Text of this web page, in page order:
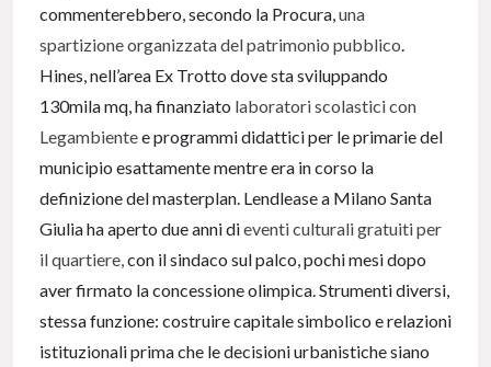
commenterebbero, secondo la Procura, una
spartizione organizzata del patrimonio pubblico
Hines, nell’area Ex Trotto dove sta sviluppando
130mila mq, ha finanziato laboratori scolastici con
Legambientee programmi didattici per le primarie del
municipio esattamente mentre era in corso la
definizione del masterplan. Lendlease a Milano Santa
Giulia ha aperto due anni dieventi culturali gratuiti per
il quartiere, con il sindaco sul palco, pochi mesi dopo
aver firmato la concessione olimpica. Strumenti diversi,
stessa funzione: costruire capitale simbolico e relazioni
istituzionali prima che le decisioni urbanistiche siano